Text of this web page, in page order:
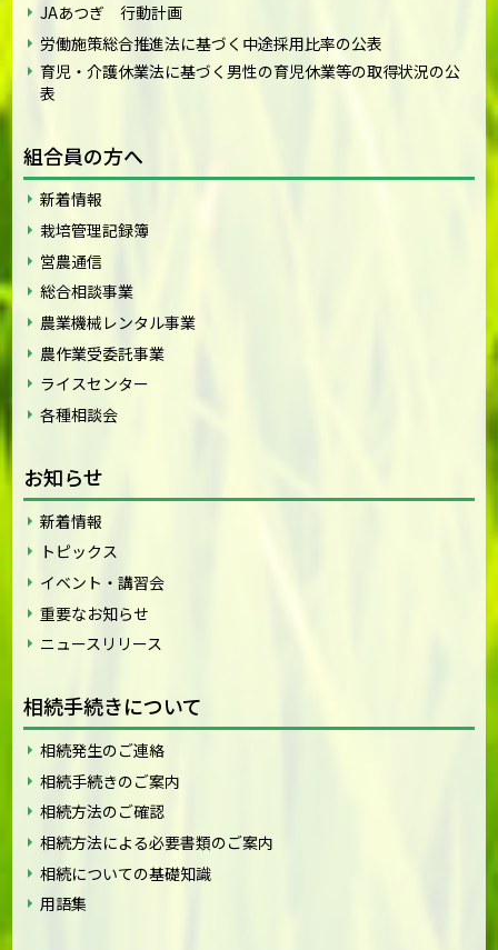
JAあつぎ 行動計画
労働施策総合推進法に基づく中途採用比率の公表
育児・介護休業法に基づく男性の育児休業等の取得状況の公
表
組合員の方へ
新着情報
栽培管理記録簿
営農通信
総合相談事業
農業機械レンタル事業
農作業受委託事業
ライスセンター
各種相談会
お知らせ
新着情報
トピックス
イベント・講習会
重要なお知らせ
ニュースリリース
相続手続きについて
相続発生のご連絡
相続手続きのご案内
相続方法のご確認
相続方法による必要書類のご案内
相続についての基礎知識
用語集